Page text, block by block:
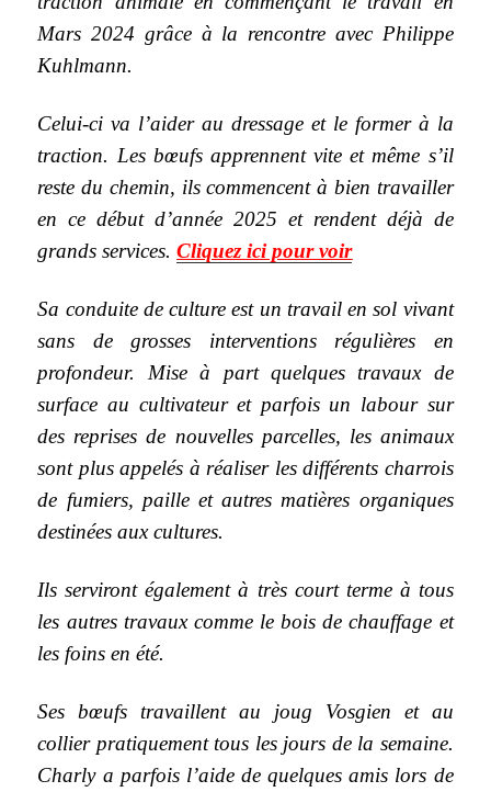
Mars 2024 grâce à la rencontre avec Philippe
Kuhlmann.
Celui-ci va l’aider au dressage et le former à la
traction. Les bœufs apprennent vite et même s’il
reste du chemin, ils commencent à bien travailler
en ce début d’année 2025 et rendent déjà de
grands services. Cliquez ici pour voir
Sa conduite de culture est un travail en sol vivant
sans de grosses interventions régulières en
profondeur. Mise à part quelques travaux de
surface au cultivateur et parfois un labour sur
des reprises de nouvelles parcelles, les animaux
sont plus appelés à réaliser les différents charrois
de fumiers, paille et autres matières organiques
destinées aux cultures.
Ils serviront également à très court terme à tous
les autres travaux comme le bois de chauffage et
les foins en été.
Ses bœufs travaillent au joug Vosgien et au
collier pratiquement tous les jours de la semaine.
Charly a parfois l’aide de quelques amis lors de